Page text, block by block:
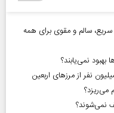
کنم؟ معرفی ۳۰ صبحانه سریع، سالم و مقوی برای همه
بهبود نمی‌یابند؟
می‌ریزد؟
نمی‌شوند؟